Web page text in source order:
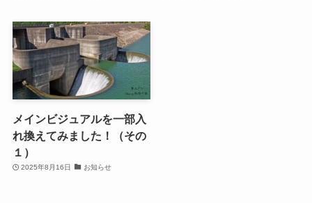
メインビジュアルを一部入
れ換えてみました！（その
１）
2025年8月16日 お知らせ